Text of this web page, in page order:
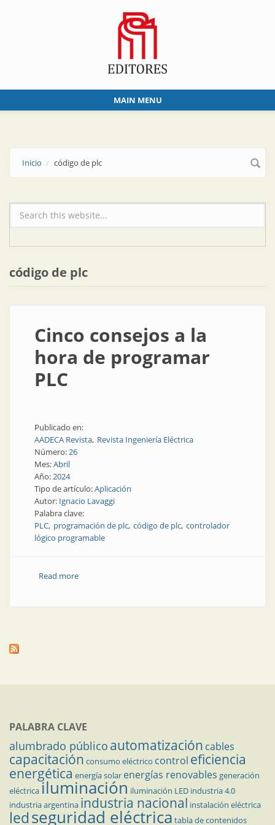
MAIN MENU
Inicio código de plc
Formulario de búsqueda
código de plc
Cinco consejos a la
hora de programar
PLC
Publicado en:
AADECA Revista Revista Ingeniería Eléctrica
Número:26
Mes:Abril
Año:2024
Tipo de artículo:Aplicación
Autor: Ignacio Lavaggi
Palabra clave:
PLC programación de plc código de plc controlador
lógico programable
Read moreabout Cinco consejos a la hora de programar PLC
PALABRA CLAVE
alumbrado público automatización cables
capacitación consumo eléctrico control eficiencia
energética energía solar energías renovables generación
eléctricailuminación iluminación LED industria 4.0
industria argentina industria nacional instalación eléctrica
ledseguridad eléctrica tabla de contenidos